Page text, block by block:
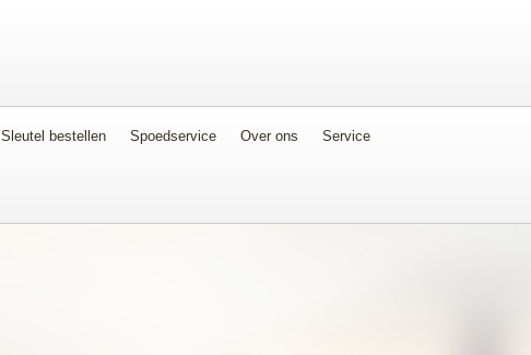
Sleutel bestellen Spoedservice Over ons Service